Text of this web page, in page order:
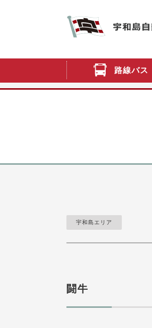
路線バス
宇和島エリア
闘牛